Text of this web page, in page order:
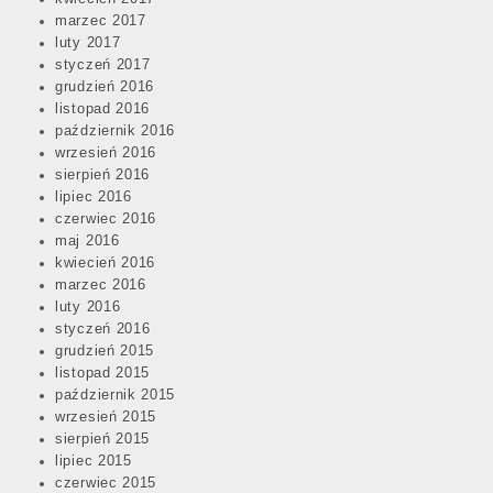
marzec 2017
luty 2017
styczeń 2017
grudzień 2016
listopad 2016
październik 2016
wrzesień 2016
sierpień 2016
lipiec 2016
czerwiec 2016
maj 2016
kwiecień 2016
marzec 2016
luty 2016
styczeń 2016
grudzień 2015
listopad 2015
październik 2015
wrzesień 2015
sierpień 2015
lipiec 2015
czerwiec 2015